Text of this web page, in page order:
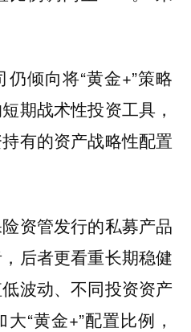
倾向将“黄金+”策略
期战术性投资工具，
有的资产战略性配置
资管发行的私募产品
后者更看重长期稳健
波动、不同投资资产
“黄金+”配置比例，